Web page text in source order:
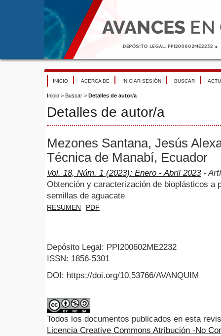
INICIO ACERCA DE INICIAR SESIÓN BUSCAR
Inicio > Buscar > Detalles de autor/a
Detalles de autor/a
Mezones Santana, Jesús
Técnica de Manabí, Ecuador
Vol. 18, Núm. 1 (2023): Enero - Abril 2023-
Obtención y caracterización de bioplásticos a
semillas de aguacate
RESUMEN PDF
Depósito Legal: PPI200602ME2232
ISSN: 1856-5301
DOI: https://doi.org/10.53766/AVANQUIM
Todos los documentos publicados en esta
Licencia Creative Commons Atribución -No